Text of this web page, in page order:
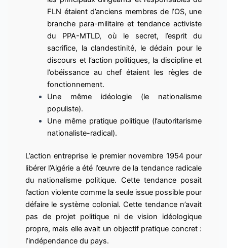
FLN étaient d’anciens membres de l’OS, une
branche para-militaire et tendance activiste
du PPA-MTLD, où le secret, l’esprit du
sacrifice, la clandestinité, le dédain pour le
discours et l’action politiques, la discipline et
l’obéissance au chef étaient les règles de
fonctionnement.
Une même idéologie (le nationalisme
populiste).
Une même pratique politique (l’autoritarisme
nationaliste-radical).
L’action entreprise le premier novembre 1954 pour
libérer l’Algérie a été l’œuvre de la tendance radicale
du nationalisme politique. Cette tendance posait
l’action violente comme la seule issue possible pour
défaire le système colonial. Cette tendance n’avait
pas de projet politique ni de vision idéologique
propre, mais elle avait un objectif pratique concret :
l’indépendance du pays.